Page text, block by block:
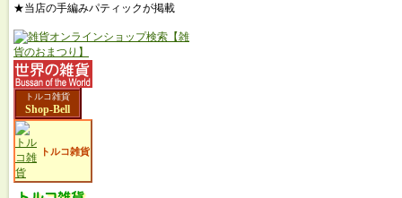
★当店の手編みパティックが掲載
トルコ雑貨
Shop-Bell
トルコ雑貨